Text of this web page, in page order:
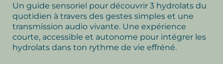
Un guide sensoriel pour découvrir 3 hydrolats du
quotidien à travers des gestes simples et une
transmission audio vivante. Une expérience
courte, accessible et autonome pour intégrer les
hydrolats dans ton rythme de vie effréné.